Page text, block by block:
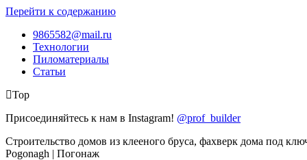
Перейти к содержанию
9865582@mail.ru
Технологии
Пиломатериалы
Статьи
Top
Присоединяйтесь к нам в Instagram! @prof_builder
Строительство домов из клееного бруса, фахверк дома под
Pogonagh | Погонаж